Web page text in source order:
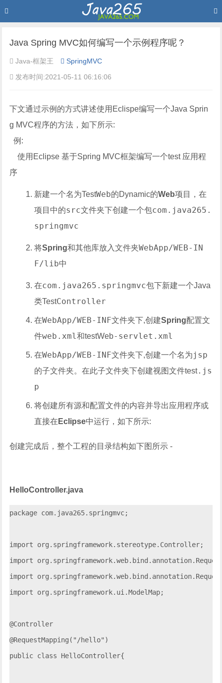
Java Spring MVC如何编写一个示例程序呢？
Java-框架王
SpringMVC
发布时间:2021-05-11 06:16:06
下文通过示例的方式讲述使用Eclispe编写一个Java Sprin
g MVC程序的方法，如下所示:
例:
使用Eclipse 基于Spring MVC框架编写一个test 应用程
序
新建一个名为TestWeb的Dynamic的Web项目，在
项目中的src文件夹下创建一个包com.java265.
springmvc
将Spring和其他库放入文件夹WebApp/WEB-IN
F/lib中
在com.java265.springmvc包下新建一个Java
类TestController
在WebApp/WEB-INF文件夹下,创建Spring配置文
件web.xml和testWeb-servlet.xml
在WebApp/WEB-INF文件夹下,创建一个名为jsp
的子文件夹。在此子文件夹下创建视图文件test.js
p
将创建所有源和配置文件的内容并导出应用程序或
直接在 Eclipse中运行，如下所示:
创建完成后，整个工程的目录结构如下图所示 -
HelloController.java
package com.java265.springmvc;
import org.springframework.stereotype.Controller;
import
import
import org.springframework.ui.ModelMap;
@Controller
@RequestMapping("/hello")
public class HelloController{